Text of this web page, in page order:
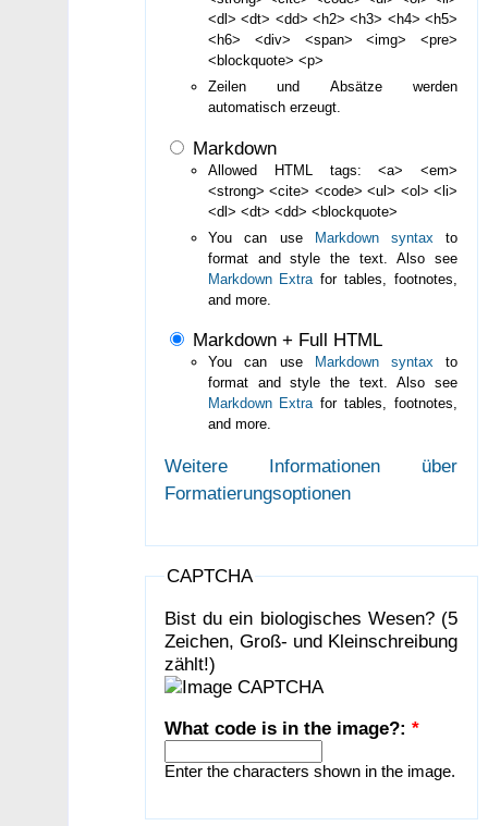
<dl> <dt> <dd> <h2> <h3> <h4> <h5>
<h6> <div> <span> <img> <pre>
<blockquote> <p>
Zeilen und Absätze werden
automatisch erzeugt.
Markdown
Allowed HTML tags: <a> <em>
<strong> <cite> <code> <ul> <ol> <li>
<dl> <dt> <dd> <blockquote>
You can use Markdown syntax to
format and style the text. Also see
Markdown Extra for tables, footnotes,
and more.
Markdown + Full HTML
You can use Markdown syntax to
format and style the text. Also see
Markdown Extra for tables, footnotes,
and more.
Weitere Informationen über
Formatierungsoptionen
CAPTCHA
Bist du ein biologisches Wesen? (5
Zeichen, Groß- und Kleinschreibung
zählt!)
What code is in the image?:*
Enter the characters shown in the image.